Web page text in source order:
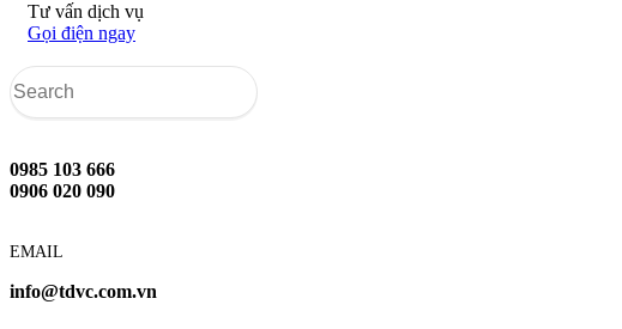
Tư vấn dịch vụ
Gọi điện ngay
0985 103 666
0906 020 090
EMAIL
info@tdvc.com.vn